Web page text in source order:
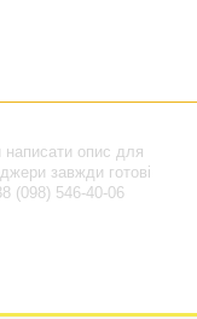
опис для
завжди готові
(098) 546-40-06